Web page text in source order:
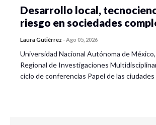
Desarrollo local,
riesgo en sociedades
Laura Gutiérrez -Ago 05, 2026
Universidad Nacional Autónoma de
Regional de Investigaciones
ciclo de conferencias Papel de las